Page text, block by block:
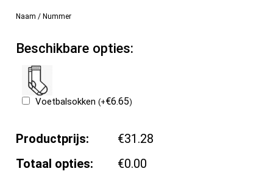
Naam / Nummer
Beschikbare opties:
Voetbalsokken(+€6.65)
Productprijs:
€31.28
Totaal opties:
€0.00